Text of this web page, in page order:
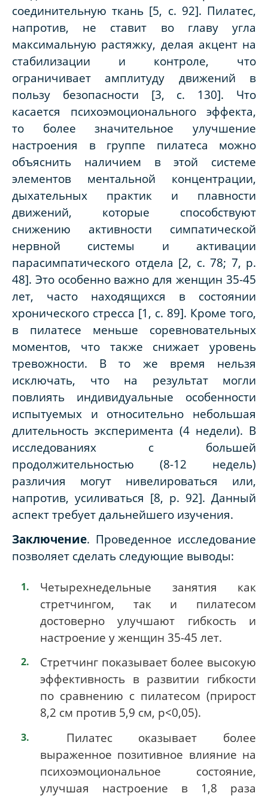
соединительную ткань [5, с. 92]. Пилатес,
напротив, не ставит во главу угла
максимальную растяжку, делая акцент на
стабилизации и контроле, что
ограничивает амплитуду движений в
пользу безопасности [3, с. 130]. Что
касается психоэмоционального эффекта,
то более значительное улучшение
настроения в группе пилатеса можно
объяснить наличием в этой системе
элементов ментальной концентрации,
дыхательных практик и плавности
движений, которые способствуют
снижению активности симпатической
нервной системы и активации
парасимпатического отдела [2, с. 78; 7, p.
48]. Это особенно важно для женщин 35-45
лет, часто находящихся в состоянии
хронического стресса [1, с. 89]. Кроме того,
в пилатесе меньше соревновательных
моментов, что также снижает уровень
тревожности. В то же время нельзя
исключать, что на результат могли
повлиять индивидуальные особенности
испытуемых и относительно небольшая
длительность эксперимента (4 недели). В
исследованиях с большей
продолжительностью (8-12 недель)
различия могут нивелироваться или,
напротив, усиливаться [8, p. 92]. Данный
аспект требует дальнейшего изучения.
Заключение. Проведенное исследование
позволяет сделать следующие выводы:
Четырехнедельные занятия как
стретчингом, так и пилатесом
достоверно улучшают гибкость и
настроение у женщин 35-45 лет.
Стретчинг показывает более высокую
эффективность в развитии гибкости
по сравнению с пилатесом (прирост
8,2 см против 5,9 см, p<0,05).
Пилатес оказывает более
выраженное позитивное влияние на
психоэмоциональное состояние,
улучшая настроение в 1,8 раза